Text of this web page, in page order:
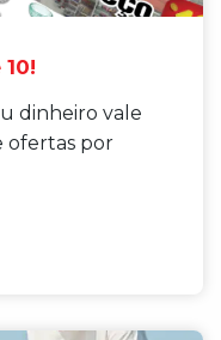
dinheiro vale
ofertas por